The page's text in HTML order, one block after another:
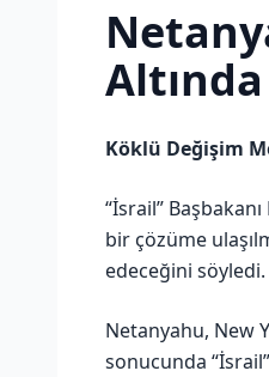
Köklü Değişim
“İsrail”
bir çözüme
edeceğini söyledi.
Netanyahu, New
sonucunda